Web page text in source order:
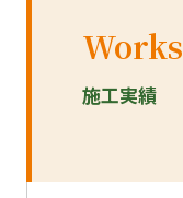
Works
施工実績